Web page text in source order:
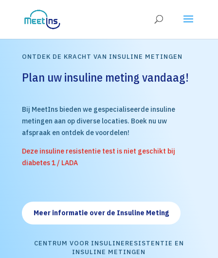
ONTDEK DE KRACHT VAN INSULINE METINGEN
Plan uw insuline meting vandaag!
Bij MeetIns bieden we gespecialiseerde insuline
metingen aan op diverse locaties. Boek nu uw
afspraak en ontdek de voordelen!
Deze insuline resistentie test is niet geschikt bij
diabetes 1 / LADA
Meer informatie over de Insuline Meting
CENTRUM VOOR INSULINERESISTENTIE EN
INSULINE METINGEN